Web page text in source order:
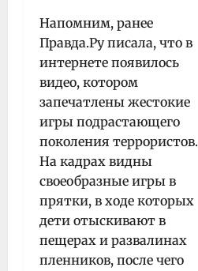
Напомним, ранее
Правда.Ру писала, что в
интернете появилось
видео, котором
запечатлены жестокие
игры подрастающего
поколения террористов.
На кадрах видны
своеобразные игры в
прятки, в ходе которых
дети отыскивают в
пещерах и развалинах
пленников, после чего